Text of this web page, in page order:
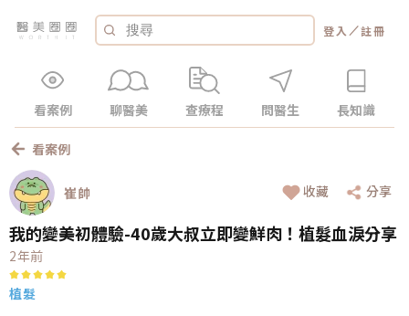
登入 ／註冊
看案例 聊醫美 查療程 問醫生 長知識
看案例
崔帥 收藏 分享
我的變美初體驗-40歲大叔立即變鮮肉！植髮血淚分享
2年前
植髮